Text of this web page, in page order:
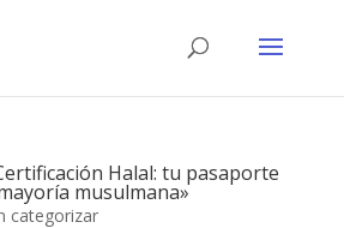
Halal: tu pasaporte
musulmana»
categorizar